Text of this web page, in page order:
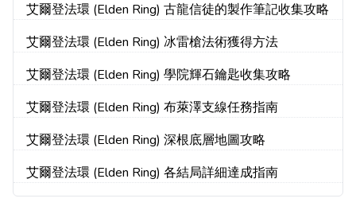
艾爾登法環 (Elden Ring) 古龍信徒的製作筆記收集攻略
艾爾登法環 (Elden Ring) 冰雷槍法術獲得方法
艾爾登法環 (Elden Ring) 學院輝石鑰匙收集攻略
艾爾登法環 (Elden Ring) 布萊澤支線任務指南
艾爾登法環 (Elden Ring) 深根底層地圖攻略
艾爾登法環 (Elden Ring) 各結局詳細達成指南